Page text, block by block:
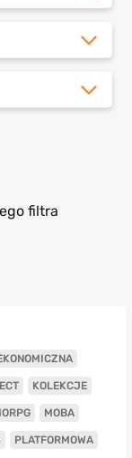
filtra
KOLEKCJE
MOBA
PLATFORMOWA